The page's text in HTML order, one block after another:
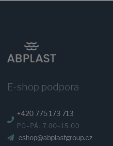
E-shop podpora
+420 775 173 713
PO–PÁ: 7:00–15:00
eshop@abplastgroup.cz